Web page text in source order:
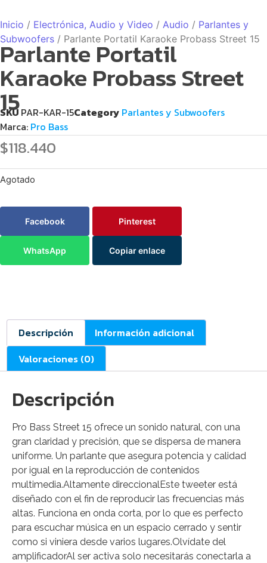
Inicio / Electrónica, Audio y Video / Audio / Parlantes y
Subwoofers / Parlante Portatil Karaoke Probass Street 15
Parlante Portatil
Karaoke Probass Street
15
SKUPAR-KAR-15Category Parlantes y Subwoofers
Marca: Pro Bass
$118.440
Agotado
Facebook Pinterest
WhatsApp Copiar enlace
Descripción
Información adicional
Valoraciones (0)
Descripción
Pro Bass Street 15 ofrece un sonido natural, con una
gran claridad y precisión, que se dispersa de manera
uniforme. Un parlante que asegura potencia y calidad
por igual en la reproducción de contenidos
multimedia.Altamente direccionalEste tweeter está
diseñado con el fin de reproducir las frecuencias más
altas. Funciona en onda corta, por lo que es perfecto
para escuchar música en un espacio cerrado y sentir
como si viniera desde varios lugares.Olvídate del
amplificadorAl ser activa solo necesitarás conectarla a